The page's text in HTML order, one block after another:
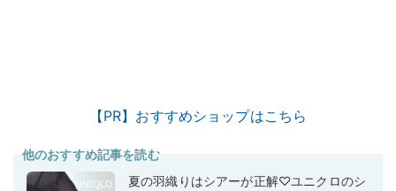
【PR】おすすめショップはこちら
他のおすすめ記事を読む
夏の羽織りはシアーが正解♡ユニクロのシ